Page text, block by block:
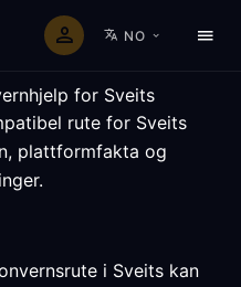
NO
for Sveits
rute for Sveits
plattformfakta og
i Sveits kan